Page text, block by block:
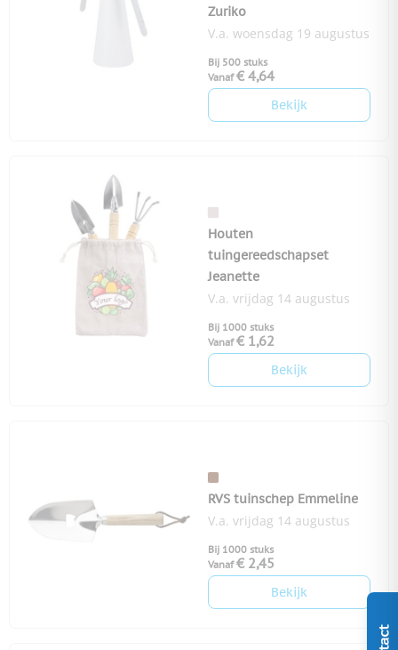
Zuriko
V.a. woensdag 19 augustus
Bij 500 stuks
Vanaf € 4,64
Bekijk
Houten
tuingereedschapset
Jeanette
V.a. vrijdag 14 augustus
Bij 1000 stuks
Vanaf € 1,62
Bekijk
RVS tuinschep Emmeline
V.a. vrijdag 14 augustus
Bij 1000 stuks
Vanaf € 2,45
Bekijk